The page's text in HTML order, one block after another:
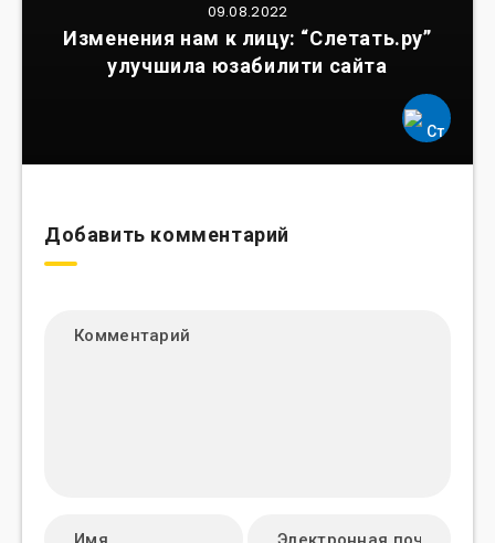
09.08.2022
Изменения нам к лицу: “Слетать.ру”
улучшила юзабилити сайта
Добавить комментарий